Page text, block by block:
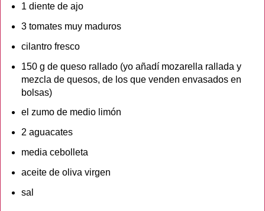
1 diente de ajo
3 tomates muy maduros
cilantro fresco
150 g de queso rallado (yo añadí mozarella rallada y
mezcla de quesos, de los que venden envasados en
bolsas)
el zumo de medio limón
2 aguacates
media cebolleta
aceite de oliva virgen
sal